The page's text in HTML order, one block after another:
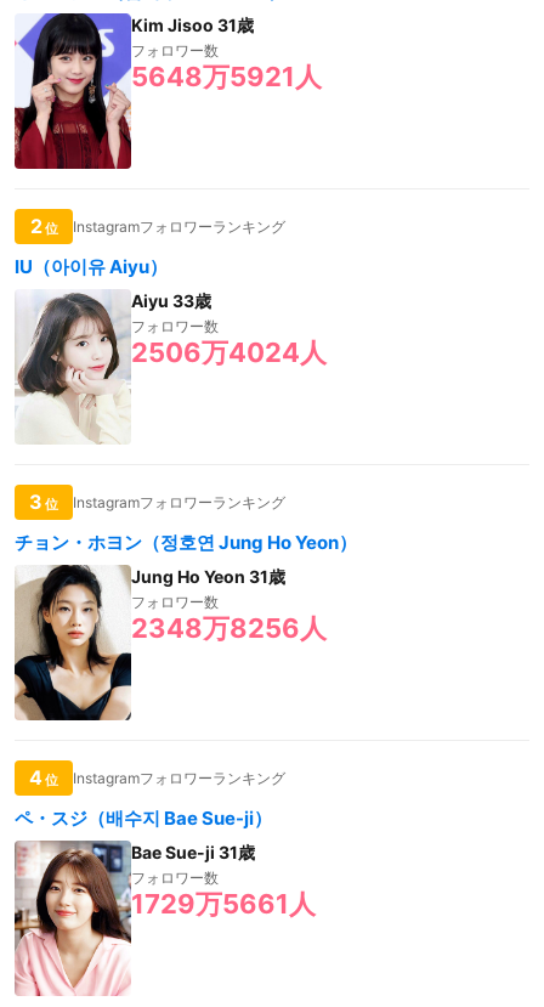
Kim Jisoo 31歳
フォロワー数
5648万5921人
2位 Instagramフォロワーランキング
IU（아이유 Aiyu）
Aiyu 33歳
フォロワー数
2506万4024人
3 位 Instagramフォロワーランキング
チョン・ホヨン（정호연 Jung Ho Yeon）
Jung Ho Yeon 31歳
フォロワー数
2348万8256人
4位 Instagramフォロワーランキング
ペ・スジ（배수지 Bae Sue-ji）
Bae Sue-ji 31歳
フォロワー数
1729万5661人